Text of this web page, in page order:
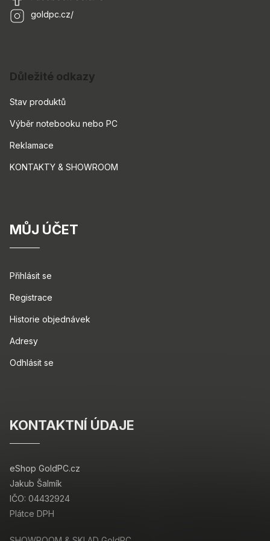
goldpc.cz/
Důležité odkazy
Stav produktů
Výběr notebooku nebo PC
Reklamace
KONTAKTY & SHOWROOM
MŮJ ÚČET
Přihlásit se
Registrace
Historie objednávek
Adresy
Odhlásit se
KONTAKTNÍ ÚDAJE
eShop GoldPC.cz
Jakub Šalmík
IČO: 04432924
Plátce DPH